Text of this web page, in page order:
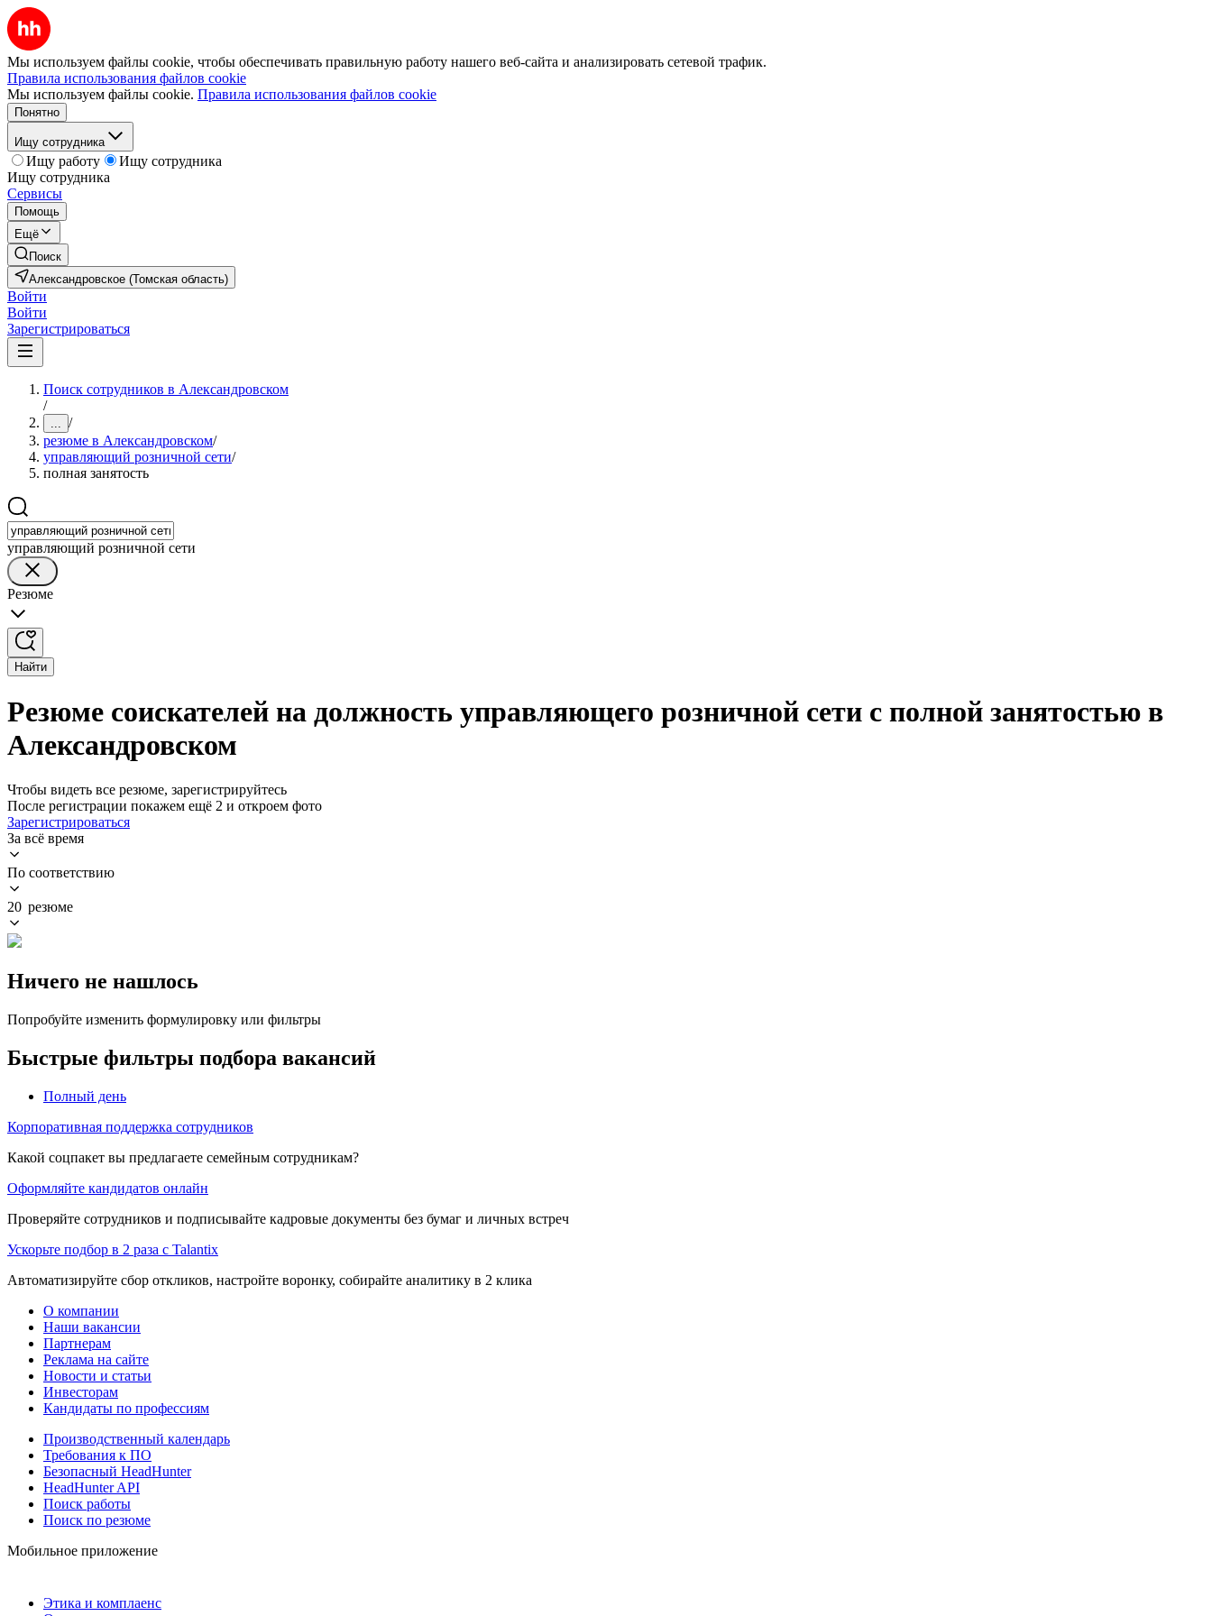
Мы используем файлы cookie, чтобы обеспечивать правильную работу нашего веб-сайта и анализировать сетевой трафик.
Правила использования файлов cookie
Мы используем файлы cookie. Правила использования файлов cookie
Понятно
Ищу сотрудника
Ищу работу
Ищу сотрудника
Ищу сотрудника
Сервисы
Помощь
Ещё
Поиск
Александровское (Томская область)
Войти
Войти
Зарегистрироваться
Поиск сотрудников в Александровском
/
... /
резюме в Александровском/
управляющий розничной сети/
полная занятость
управляющий розничной сети
Резюме
Найти
Резюме соискателей на должность управляющего розничной сети с полной занятостью в
Александровском
Чтобы видеть все резюме, зарегистрируйтесь
После регистрации покажем ещё 2 и откроем фото
Зарегистрироваться
За всё время
По соответствию
20 резюме
Ничего не нашлось
Попробуйте изменить формулировку или фильтры
Быстрые фильтры подбора вакансий
Полный день
Корпоративная поддержка сотрудников
Какой соцпакет вы предлагаете семейным сотрудникам?
Оформляйте кандидатов онлайн
Проверяйте сотрудников и подписывайте кадровые документы без бумаг и личных встреч
Ускорьте подбор в 2 раза с Talantix
Автоматизируйте сбор откликов, настройте воронку, собирайте аналитику в 2 клика
О компании
Наши вакансии
Партнерам
Реклама на сайте
Новости и статьи
Инвесторам
Кандидаты по профессиям
Производственный календарь
Требования к ПО
Безопасный HeadHunter
HeadHunter API
Поиск работы
Поиск по резюме
Мобильное приложение
Этика и комплаенс